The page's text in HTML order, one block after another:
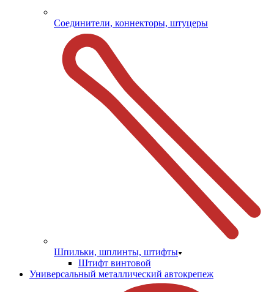
Соединители, коннекторы, штуцеры
Шпильки, шплинты, штифты
Штифт винтовой
Универсальный металлический автокрепеж